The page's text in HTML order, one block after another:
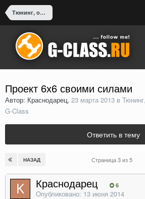
Тюнинг, оснащение, доработка G-Class
Проект 6х6 своими силами
Автор: Краснодарец, 23 марта 2013 в
G-Class
Ответить в тему
НАЗАД Страница 3 из 5
Краснодарец 6
Опубликовано: 13 июня 2014